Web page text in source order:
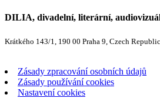
DILIA, divadelní, literární,
Krátkého 143/1, 190 00 Praha 9, Czech Republic
Zásady zpracování osobních údajů
Zásady používání cookies
Nastavení cookies